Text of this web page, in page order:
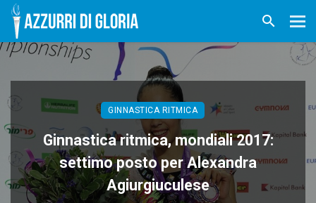
GINNASTICA RITMICA
Ginnastica ritmica, mondiali 2017:
settimo posto per Alexandra
Agiurgiuculese